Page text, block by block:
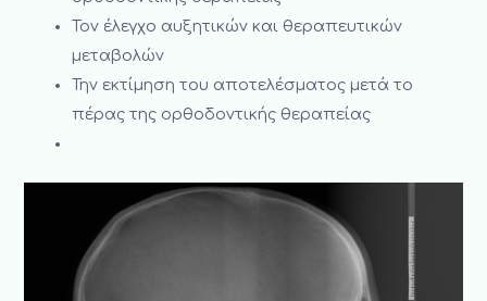
Τον έλεγχο αυξητικών και θεραπευτικών
μεταβολών
Την εκτίμηση του αποτελέσματος μετά το
πέρας της ορθοδοντικής θεραπείας